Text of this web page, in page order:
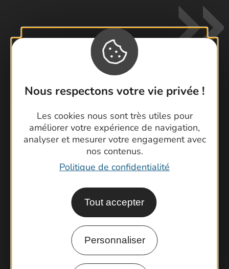
Nous respectons votre vie privée !
Les cookies nous sont très utiles pour
améliorer votre expérience de navigation,
analyser et mesurer votre engagement avec
nos contenus.
Politique de confidentialité
Tout accepter
Personnaliser
Contactez-nous !
Foire aux questions
Brochures
Cartoguides et Topoguides